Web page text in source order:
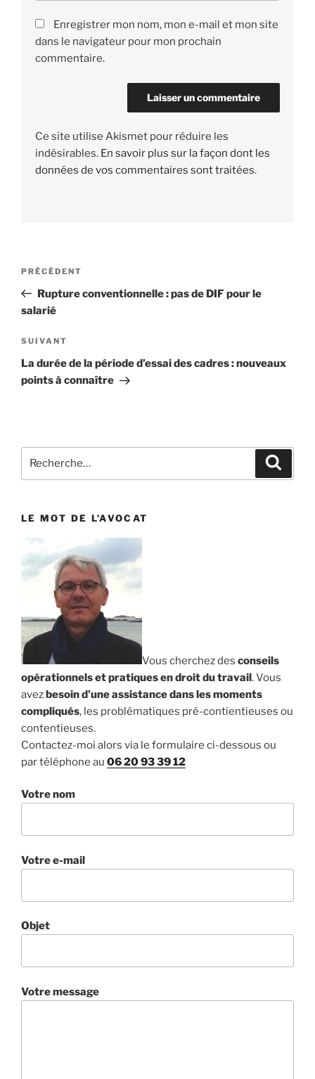
Enregistrer mon nom, mon e-mail et mon site
dans le navigateur pour mon prochain
commentaire.
Ce site utilise Akismet pour réduire les
indésirables. En savoir plus sur la façon dont les
données de vos commentaires sont traitées.
Navigation
l’article
Article
précédent
PRÉCÉDENT
Rupture conventionnelle : pas de DIF pour le
salarié
Article
suivant
SUIVANT
La durée de la période d’essai des cadres : nouveaux
points à connaître
LE MOT DE L’AVOCAT
Vous cherchez des conseils
opérationnels et pratiques en droit du travail. Vous
avezbesoin d’une assistance dans les moments
compliqués, les problématiques pré-contientieuses ou
contentieuses.
Contactez-moi alors via le formulaire ci-dessous ou
par téléphone au 06 20 93 39 12
Votre nom
Votre e-mail
Objet
Votre message